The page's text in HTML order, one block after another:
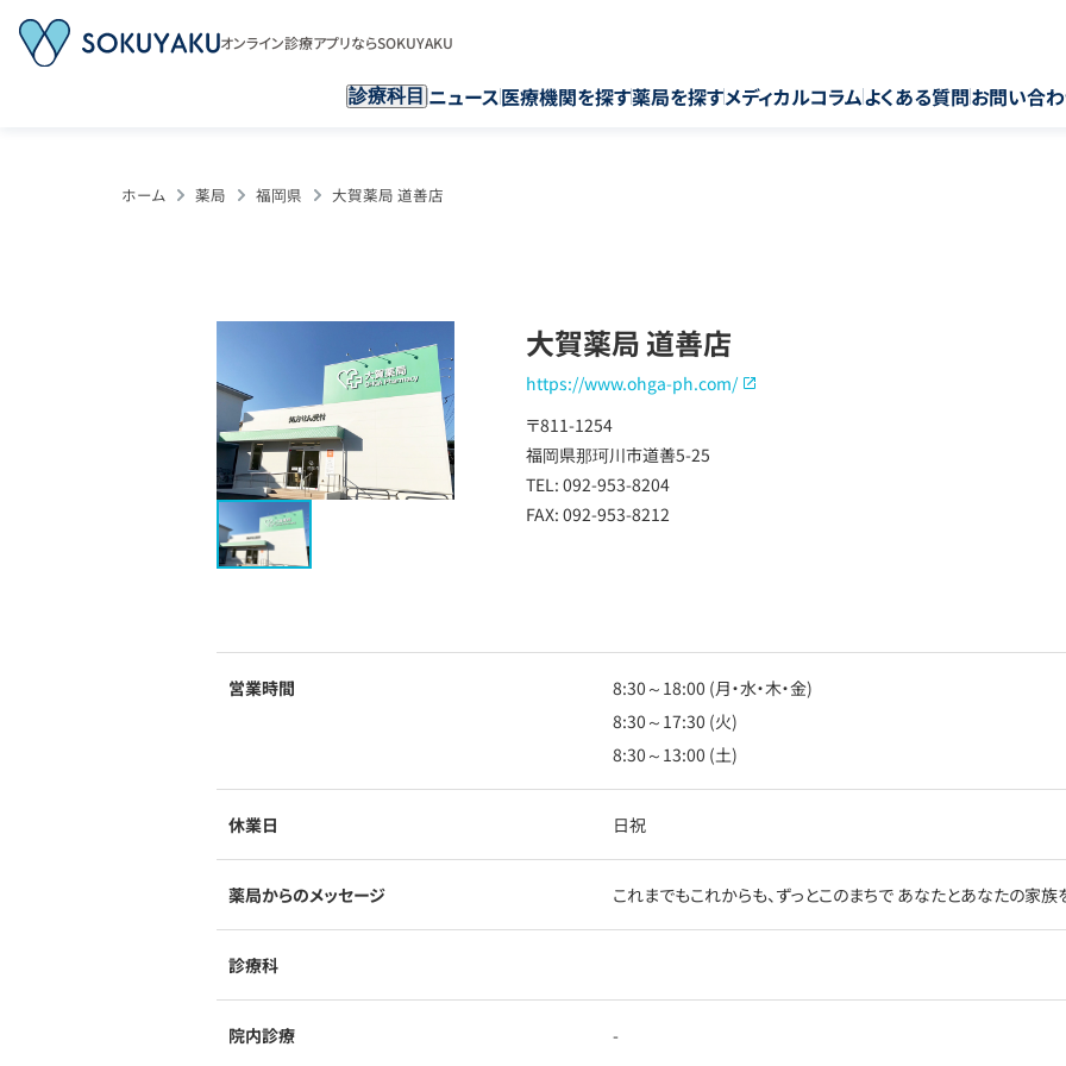
オンライン診療アプリならSOKUYAKU
診療科目 ニュース医療機関を探す薬局を探すメディカルコラムよくある質問お問い合
ホーム 薬局 福岡県 大賀薬局 道善店
大賀薬局 道善店
https://www.ohga-ph.com/
〒811-1254
福岡県那珂川市道善5-25
TEL: 092-953-8204
FAX: 092-953-8212
営業時間
8:30～18:00 (月・水・木・金)
8:30～17:30 (火)
8:30～13:00 (土)
休業日 日祝
薬局からのメッセージ これまでもこれからも、ずっとこのまちで あなたとあなたの家族
診療科
院内診療 -